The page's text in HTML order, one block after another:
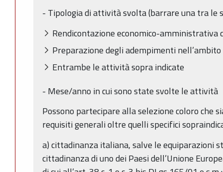
- Tipologia di attività svolta (barrare una tra le
Rendicontazione economico-amministrativa
Preparazione degli adempimenti nell’ambito
Entrambe le attività sopra indicate
- Mese/anno in cui sono state svolte le attività
Possono partecipare alla selezione coloro che
requisiti generali oltre quelli specifici
a) cittadinanza italiana, salve le equiparazioni
cittadinanza di uno dei Paesi dell’Unione